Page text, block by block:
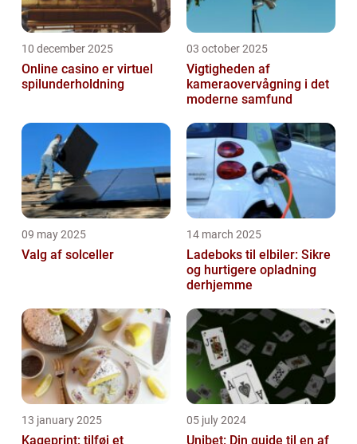
10 december 2025
Online casino er virtuel
spilunderholdning
03 october 2025
Vigtigheden af
kameraovervågning i det
moderne samfund
09 may 2025
Valg af solceller
14 march 2025
Ladeboks til elbiler: Sikre
og hurtigere opladning
derhjemme
13 january 2025
Kageprint: tilføj et
05 july 2024
Unibet: Din guide til en af